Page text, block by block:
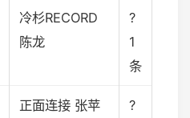
冷杉RECORD
陈龙
?
1
条
正面连接 张苹
?